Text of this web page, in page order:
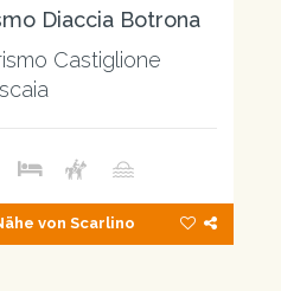
Diaccia Botrona
Castiglione
von Scarlino